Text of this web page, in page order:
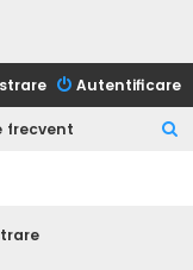
Autentificare
frecvent